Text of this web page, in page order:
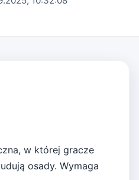
w której gracze
osady. Wymaga